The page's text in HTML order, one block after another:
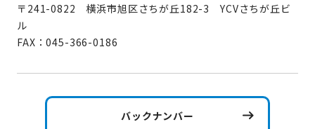
〒241-0822 横浜市旭区さちが丘182-3 YCVさちが丘ビ
ル
FAX：045-366-0186
バックナンバー